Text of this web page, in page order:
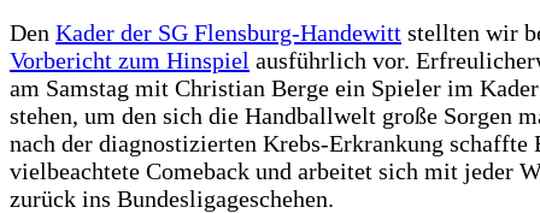
Den Kader der SG Flensburg-Handewitt stellten wir
Vorbericht zum Hinspiel ausführlich vor.
am Samstag mit Christian Berge ein Spieler im
stehen, um den sich die Handballwelt große Sorgen
nach der diagnostizierten Krebs-Erkrankung schaffte
vielbeachtete Comeback und arbeitet sich mit jeder
zurück ins Bundesligageschehen.